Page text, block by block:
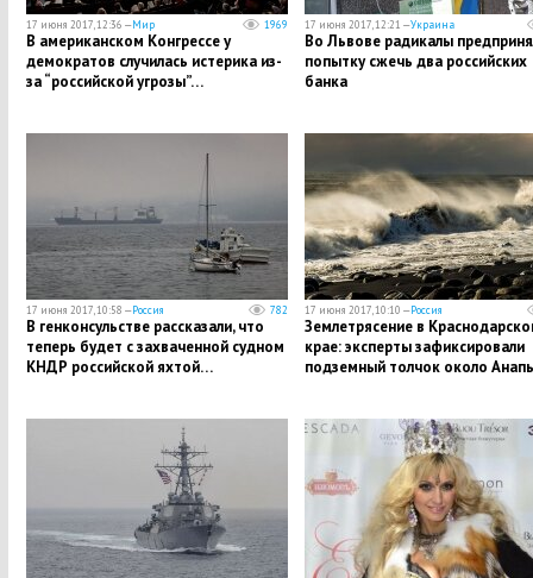
17 июня 2017, 12:36 —Мир 1969
В американском Конгрессе у
демократов случилась истерика из-
за “российской угрозы”…
17 июня 2017, 12:21 —Украина
Во Львове радикалы
попытку сжечь два российских
банка
17 июня 2017, 10:58 —Россия 782
В генконсульстве рассказали, что
теперь будет с захваченной судном
КНДР российской яхтой…
17 июня 2017, 10:10 —Россия
Землетрясение в
крае: эксперты зафиксировали
подземный толчок около